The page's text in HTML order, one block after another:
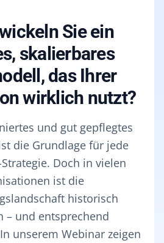
Sie ein
skalierbares
das Ihrer
wirklich nutzt?
und gut gepflegtes
die Grundlage für jede
Doch in vielen
ist die
historisch
– und entsprechend
unserem Webinar zeigen